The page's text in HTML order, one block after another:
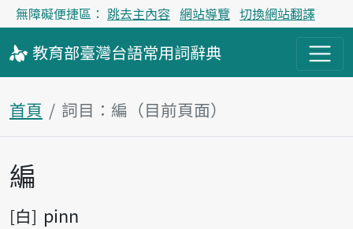
無障礙便捷區： 跳去主內容 網站導覽 切換網站翻譯
教育部臺灣台語常用詞辭典
首頁 詞目：編（目前頁面）
主內容區塊
編
白 pinn